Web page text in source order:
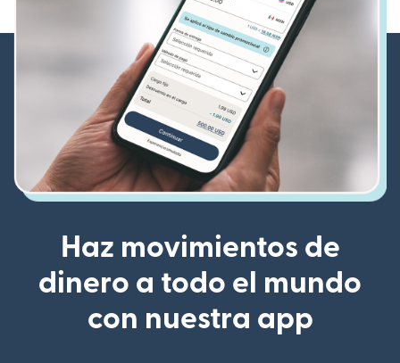
Haz movimientos de
dinero a todo el mundo
con nuestra app